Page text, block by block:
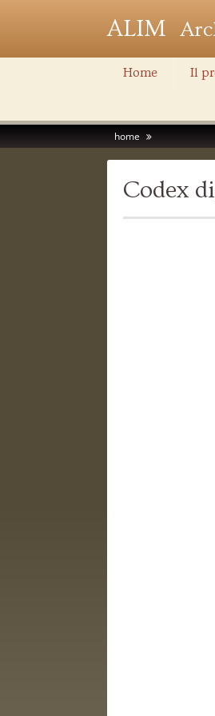
ALIM
Home Il
home
Codex